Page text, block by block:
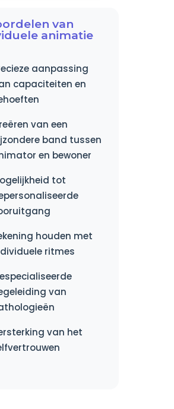
van
animatie
aanpassing
capaciteiten en
van een
band tussen
en bewoner
tot
houden met
ritmes
van
van het